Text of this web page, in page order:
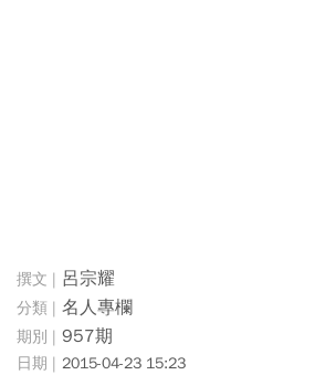
呂宗耀
名人專欄
957期
2015-04-23 15:23